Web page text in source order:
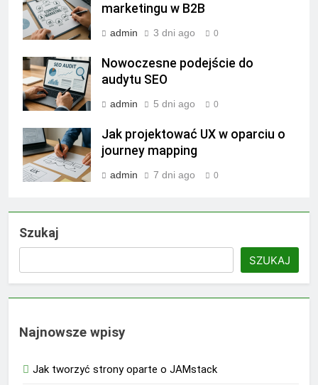
marketingu w B2B
admin 3 dni ago 0
Nowoczesne podejście do
audytu SEO
admin 5 dni ago 0
Jak projektować UX w oparciu o
journey mapping
admin 7 dni ago 0
Szukaj
SZUKAJ
Najnowsze wpisy
Jak tworzyć strony oparte o JAMstack